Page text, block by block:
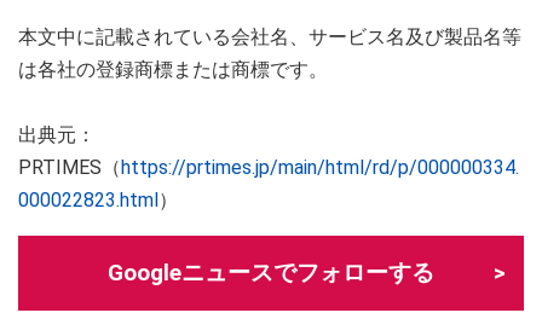
本文中に記載されている会社名、サービス名及び製品名等
は各社の登録商標または商標です。
出典元：
PRTIMES（https://prtimes.jp/main/html/rd/p/000000334.
000022823.html）
Googleニュースでフォローする